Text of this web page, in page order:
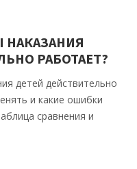
РАБОТАЕТ?
детей действительно
и какие ошибки
сравнения и